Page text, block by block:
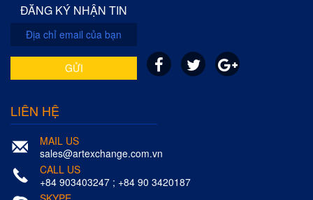
ĐĂNG KÝ NHẬN TIN
GỬI
LIÊN HỆ
MAIL US
sales@artexchange.com.vn
CALL US
+84 903403247 ; +84 90 3420187